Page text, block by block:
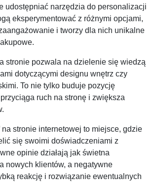
udostępniać narzędzia do personalizacji
eksperymentować z różnymi opcjami,
i tworzy dla nich unikalne
stronie pozwala na dzielenie się wiedzą
dotyczącymi designu wnętrz czy
To nie tylko buduje pozycję
ruch na stronę i zwiększa
na stronie internetowej to miejsce, gdzie
się swoimi doświadczeniami z
opinie działają jak świetna
nowych klientów, a negatywne
reakcję i rozwiązanie ewentualnych